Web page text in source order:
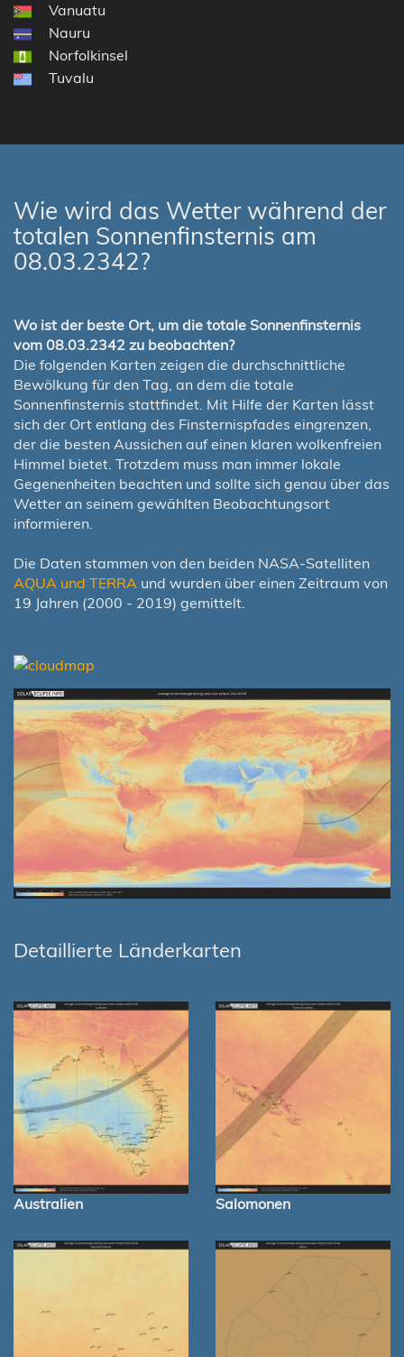
Vanuatu
Nauru
Norfolkinsel
Tuvalu
Wie wird das Wetter während der
totalen Sonnenfinsternis am
08.03.2342?
Wo ist der beste Ort, um die totale Sonnenfinsternis
vom 08.03.2342 zu beobachten?
Die folgenden Karten zeigen die durchschnittliche
Bewölkung für den Tag, an dem die totale
Sonnenfinsternis stattfindet. Mit Hilfe der Karten lässt
sich der Ort entlang des Finsternispfades eingrenzen,
der die besten Aussichen auf einen klaren wolkenfreien
Himmel bietet. Trotzdem muss man immer lokale
Gegenenheiten beachten und sollte sich genau über das
Wetter an seinem gewählten Beobachtungsort
informieren.
Die Daten stammen von den beiden NASA-Satelliten
AQUA und TERRA und wurden über einen Zeitraum von
19 Jahren (2000 - 2019) gemittelt.
Detaillierte Länderkarten
Australien Salomonen